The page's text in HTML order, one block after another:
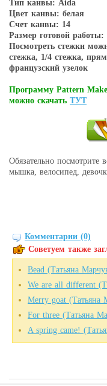
Тип канвы: Aida
Цвет канвы: белая
Счет канвы: 14
Размер готовой работы:
Посмотреть стежки
стежка, 1/4 стежка,
французский узелок
Программу Pattern
можно скачать ТУТ
Обязательно
мышка, велосипед,
Комментарии (0)
Советуем также
Bead (Татьяна
We are all different
Merry goat (Татьяна
For three (Татьяна
A spring came!